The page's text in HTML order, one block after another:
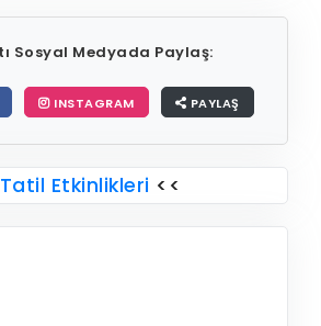
Sosyal Medyada Paylaş:
INSTAGRAM PAYLAŞ
Tatil Etkinlikleri <<